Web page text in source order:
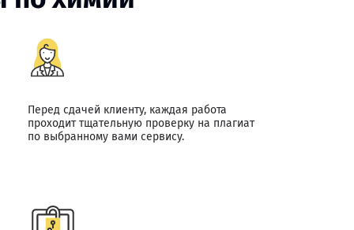
Перед сдачей клиенту, каждая работа
проходит тщательную проверку на плагиат
по выбранному вами сервису.